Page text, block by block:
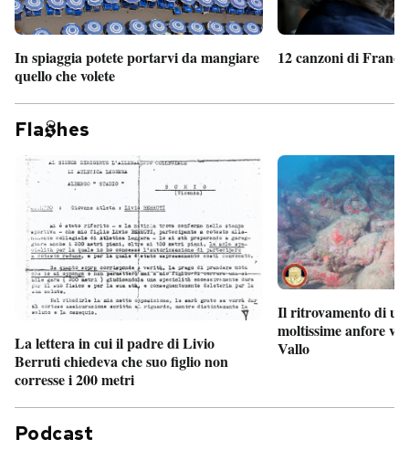
In spiaggia potete portarvi da mangiare
quello che volete
12 canzoni di
Fla hes
La lettera in cui il padre di Livio
Berruti chiedeva che suo figlio non
corresse i 200 metri
Il ritrovamento di
moltissime anfore
Vallo
Podcast